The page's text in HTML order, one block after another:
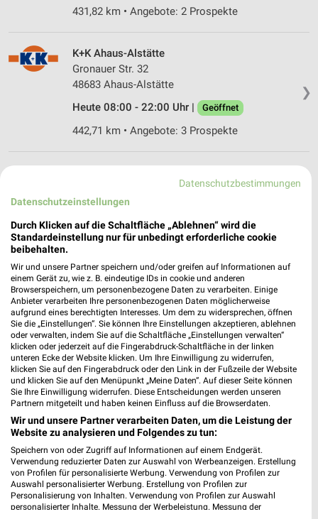
431,82 km • Angebote: 2 Prospekte
❯
K+K Ahaus-Alstätte
Gronauer Str. 32
48683 Ahaus-Alstätte
Heute 08:00 - 22:00 Uhr |
Geöffnet
442,71 km • Angebote: 3 Prospekte
48683 AHAUS-ALSTAETTE
443,36 km
K+K Heek-Nienborg
Meteler Str. 31
48619 Heek-Nienborg
Heute 08:00 - 20:00 Uhr | Geöffnet
429,72 km • Angebote: 3 Prospekte
K+K Stadtlohn
Kalterweg 57-65
48703 Stadtlohn
Heute 08:00 - 21:00 Uhr |
444,46 km • Angebote: 2 Prospekte
E center Rewer Stadtlohn
Datenschutzbestimmungen
Datenschutzeinstellungen
Durch Klicken auf die Schaltfläche „Ablehnen“ wird die
Standardeinstellung nur für unbedingt erforderliche cookie
beibehalten.
Wir und unsere Partner speichern und/oder greifen auf Informationen auf
einem Gerät zu, wie z. B. eindeutige IDs in cookie und anderen
Browserspeichern, um personenbezogene Daten zu verarbeiten. Einige
Anbieter verarbeiten Ihre personenbezogenen Daten möglicherweise
aufgrund eines berechtigten Interesses. Um dem zu widersprechen, öffnen
Sie die „Einstellungen“. Sie können Ihre Einstellungen akzeptieren, ablehnen
oder verwalten, indem Sie auf die Schaltfläche „Einstellungen verwalten“
klicken oder jederzeit auf die Fingerabdruck-Schaltfläche in der linken
unteren Ecke der Website klicken. Um Ihre Einwilligung zu widerrufen,
klicken Sie auf den Fingerabdruck oder den Link in der Fußzeile der Website
und klicken Sie auf den Menüpunkt „Meine Daten“. Auf dieser Seite können
Sie Ihre Einwilligung widerrufen. Diese Entscheidungen werden unseren
Partnern mitgeteilt und haben keinen Einfluss auf die Browserdaten.
Wir und unsere Partner verarbeiten Daten, um die Leistung der
Website zu analysieren und Folgendes zu tun:
Speichern von oder Zugriff auf Informationen auf einem Endgerät.
Verwendung reduzierter Daten zur Auswahl von Werbeanzeigen. Erstellung
von Profilen für personalisierte Werbung. Verwendung von Profilen zur
Auswahl personalisierter Werbung. Erstellung von Profilen zur
Personalisierung von Inhalten. Verwendung von Profilen zur Auswahl
personalisierter Inhalte. Messung der Werbeleistung. Messung der